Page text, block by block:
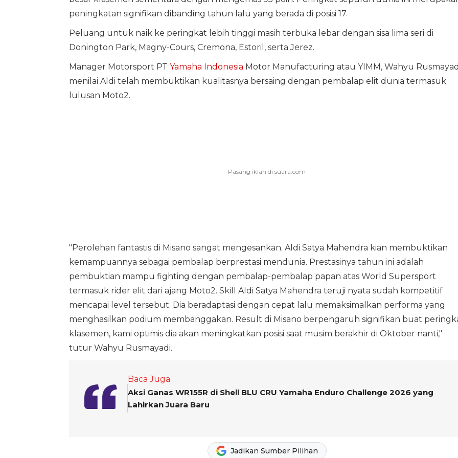
peningkatan signifikan dibanding tahun lalu yang berada di posisi 17.
Peluang untuk naik ke peringkat lebih tinggi masih terbuka lebar dengan sisa lima seri di
Donington Park, Magny-Cours, Cremona, Estoril, serta Jerez.
Manager Motorsport PT Yamaha Indonesia Motor Manufacturing atau YIMM, Wahyu
menilai Aldi telah membuktikan kualitasnya bersaing dengan pembalap elit dunia termasuk
lulusan Moto2.
"Perolehan fantastis di Misano sangat mengesankan. Aldi Satya Mahendra kian membuktikan
kemampuannya sebagai pembalap berprestasi mendunia. Prestasinya tahun ini adalah
pembuktian mampu fighting dengan pembalap-pembalap papan atas World Supersport
termasuk rider elit dari ajang Moto2. Skill Aldi Satya Mahendra teruji nyata sudah kompetitif
mencapai level tersebut. Dia beradaptasi dengan cepat lalu memaksimalkan performa yang
menghasilkan podium membanggakan. Result di Misano berpengaruh signifikan buat
klasemen, kami optimis dia akan meningkatkan posisi saat musim berakhir di Oktober nanti,"
tutur Wahyu Rusmayadi.
Baca Juga
Aksi Ganas WR155R di Shell BLU CRU Yamaha Enduro Challenge 2026 yang
Lahirkan Juara Baru
Jadikan Sumber Pilihan